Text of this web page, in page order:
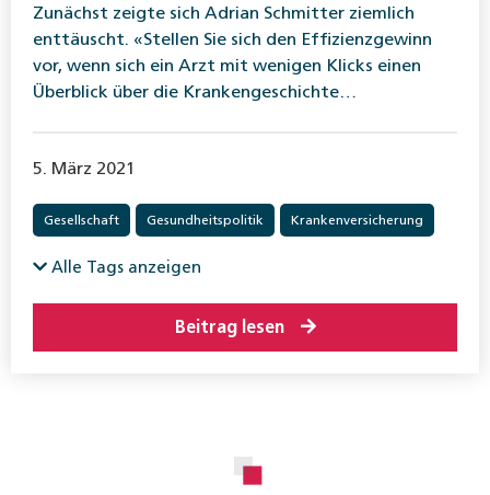
Zunächst zeigte sich Adrian Schmitter ziemlich
enttäuscht. «Stellen Sie sich den Effizienzgewinn
vor, wenn sich ein Arzt mit wenigen Klicks einen
Überblick über die Kranken­geschichte…
5. März 2021
Gesellschaft Gesundheitspolitik Krankenversicherung
Alle Tags anzeigen
Beitrag lesen